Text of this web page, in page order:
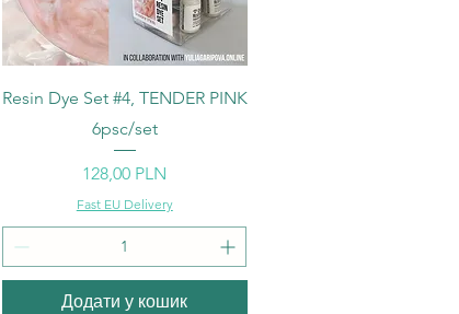
Швидкий перегляд
Resin Dye Set #4, TENDER PINK
6psc/set
Ціна
128,00 PLN
Fast EU Delivery
Додати у кошик